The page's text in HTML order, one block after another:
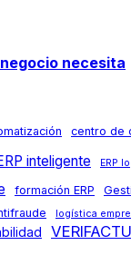
necesita
centro de
inteligente ERP
formación ERP
logística
VERIFACTU